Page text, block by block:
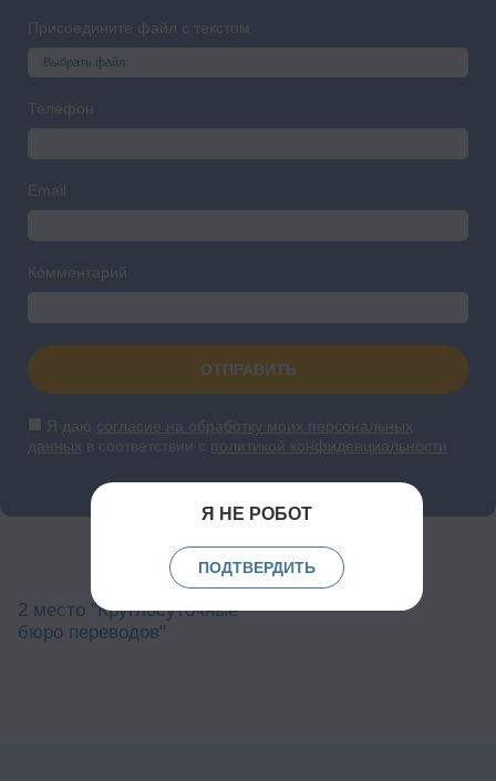
Я НЕ РОБОТ
ПОДТВЕРДИТЬ
Присоедините файл с текстом
Выбрать файл
Телефон
Email
Комментарий
ОТПРАВИТЬ
Я даю согласие на обработку моих персональных
данных в соответствии с политикой конфиденциальности
2 место "Круглосуточные
бюро переводов"